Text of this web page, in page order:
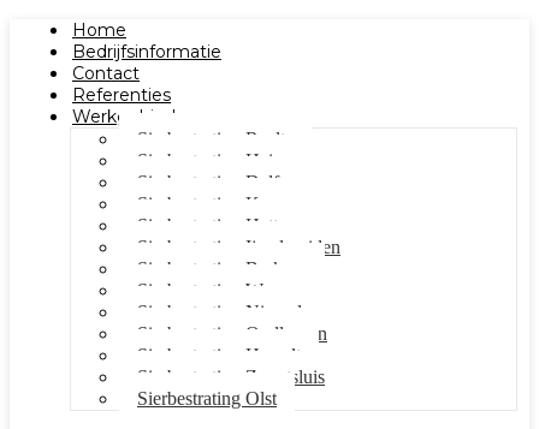
Home
Bedrijfsinformatie
Contact
Referenties
Werkgebied
Sierbestrating Raalte
Sierbestrating Heino
Sierbestrating Dalfsen
Sierbestrating Kampen
Sierbestrating Hattem
Sierbestrating Ijsselmuiden
Sierbestrating Berkum
Sierbestrating Wezep
Sierbestrating Nieuwleusen
Sierbestrating Oudleusen
Sierbestrating Hasselt
Sierbestrating Zwartsluis
Sierbestrating Olst